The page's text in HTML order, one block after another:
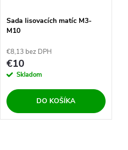
o
v
v
Sada lisovacích matíc M3-
M10
€8,13 bez DPH
€10
Skladom
DO KOŠÍKA